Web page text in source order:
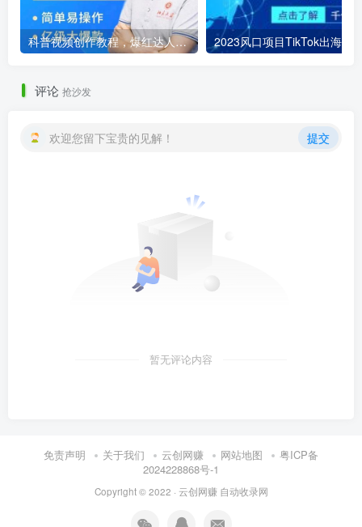
科普视频创作教程，爆红达人运营方法，简单易操作，亿级大爆款
评论 抢沙发
欢迎您留下宝贵的见解！ 提交
暂无评论内容
免责声明 关于我们 云创网赚 网站地图
粤ICP备
2024228868号-1
Copyright © 2022 · 云创网赚 自动收录网